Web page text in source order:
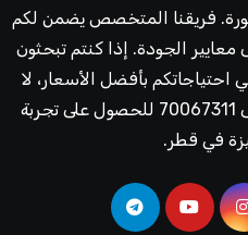
فريقنا المتخصص يضمن لكم
معايير الجودة. إذا كنتم تبحثون
بأفضل الأسعار، لا
تترددوا في الاتصال بنا اليوم على 70067311 للحصول على تجربة
في قطر.